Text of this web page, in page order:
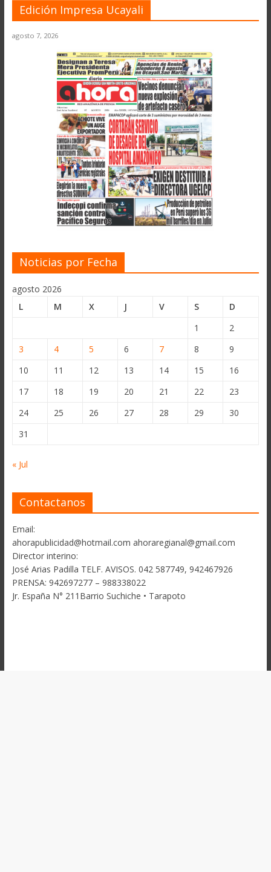
Edición Impresa Ucayali
agosto 7, 2026
Noticias por Fecha
agosto 2026
L
M X J V S
D
1
2
3
4 5 6 7 8
9
10
11 12 13 14 15
16
17
18 19 20 21 22
23
24
25 26 27 28 29
30
31
« Jul
Contactanos
Email:
ahorapublicidad@hotmail.com ahoraregianal@gmail.com
Director interino:
José Arias Padilla TELF. AVISOS. 042 587749, 942467926
PRENSA: 942697277 – 988338022
Jr. España N° 211Barrio Suchiche • Tarapoto